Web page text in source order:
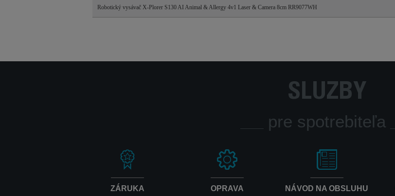
Robotický vysávač X-Plorer S130 AI Animal & Allergy 4v1 Laser & Camera 8cm RR9077WH
SLUŽBY
pre spotrebiteľa
ZÁRUKA OPRAVA NÁVOD NA OBSLUHU